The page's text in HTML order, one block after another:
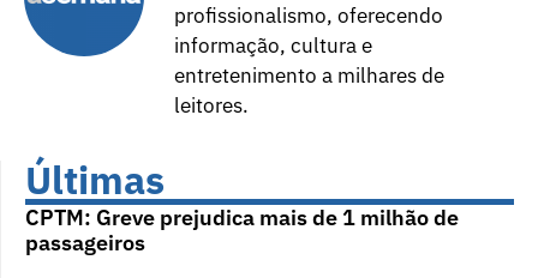
profissionalismo, oferecendo
informação, cultura e
entretenimento a milhares de
leitores.
Últimas
CPTM: Greve prejudica mais de 1 milhão de
passageiros